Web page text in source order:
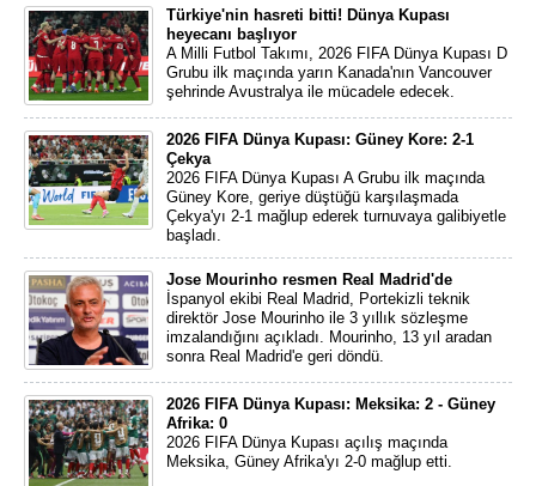
Türkiye'nin hasreti bitti! Dünya Kupası
heyecanı başlıyor
A Milli Futbol Takımı, 2026 FIFA Dünya Kupası D
Grubu ilk maçında yarın Kanada'nın Vancouver
şehrinde Avustralya ile mücadele edecek.
2026 FIFA Dünya Kupası: Güney Kore: 2-1
Çekya
2026 FIFA Dünya Kupası A Grubu ilk maçında
Güney Kore, geriye düştüğü karşılaşmada
Çekya'yı 2-1 mağlup ederek turnuvaya galibiyetle
başladı.
Jose Mourinho resmen Real Madrid'de
İspanyol ekibi Real Madrid, Portekizli teknik
direktör Jose Mourinho ile 3 yıllık sözleşme
imzalandığını açıkladı. Mourinho, 13 yıl aradan
sonra Real Madrid'e geri döndü.
2026 FIFA Dünya Kupası: Meksika: 2 - Güney
Afrika: 0
2026 FIFA Dünya Kupası açılış maçında
Meksika, Güney Afrika'yı 2-0 mağlup etti.